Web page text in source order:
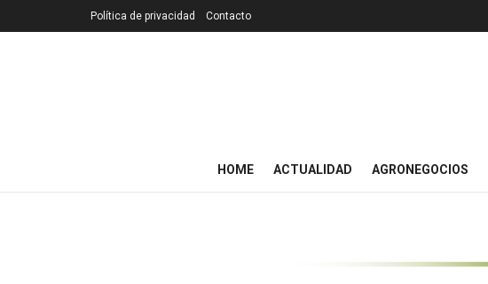
Política de privacidad Contacto
HOME ACTUALIDAD AGRONEGOCIOS